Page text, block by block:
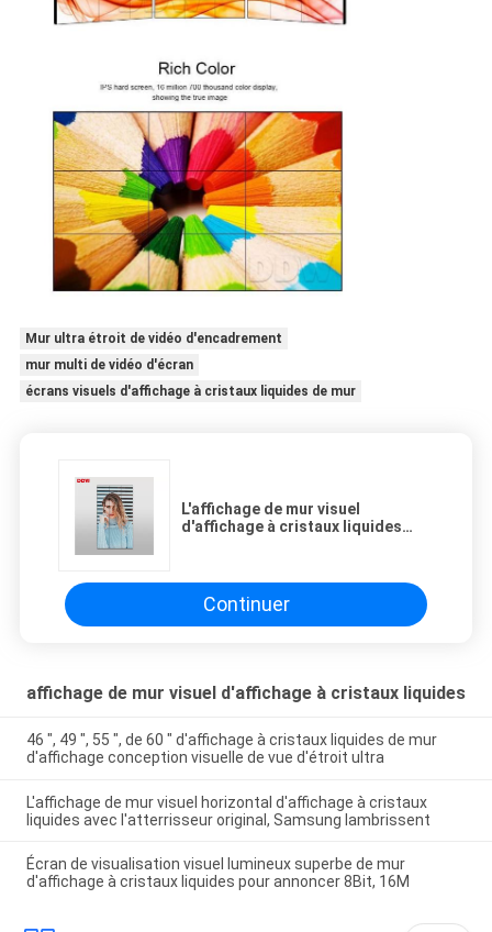
Mur ultra étroit de vidéo d'encadrement
mur multi de vidéo d'écran
écrans visuels d'affichage à cristaux liquides de mur
L'affichage de mur visuel
d'affichage à cristaux liquides
lambrissent 16/9
Continuer
affichage de mur visuel d'affichage à cristaux liquides
46 ″, 49 ″, 55 ″, de 60 ″ d'affichage à cristaux liquides de mur
d'affichage conception visuelle de vue d'étroit ultra
L'affichage de mur visuel horizontal d'affichage à cristaux
liquides avec l'atterrisseur original, Samsung lambrissent
Écran de visualisation visuel lumineux superbe de mur
d'affichage à cristaux liquides pour annoncer 8Bit, 16M